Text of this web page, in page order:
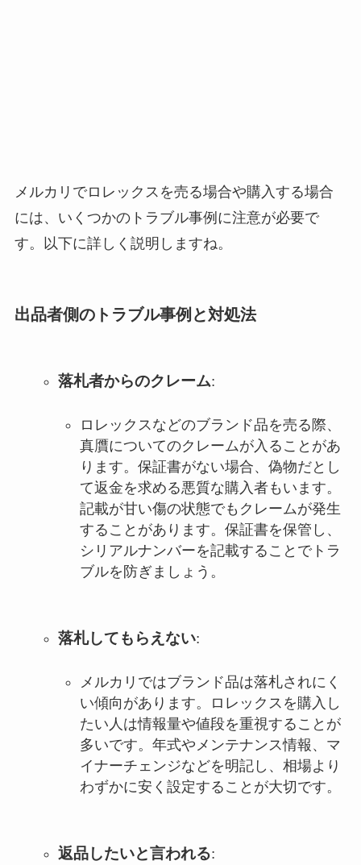
メルカリでロレックスを売る場合や購入する場合
には、いくつかのトラブル事例に注意が必要で
す。以下に詳しく説明しますね。
出品者側のトラブル事例と対処法
落札者からのクレーム:
ロレックスなどのブランド品を売る際、
真贋についてのクレームが入ることがあ
ります。保証書がない場合、偽物だとし
て返金を求める悪質な購入者もいます。
記載が甘い傷の状態でもクレームが発生
することがあります。保証書を保管し、
シリアルナンバーを記載することでトラ
ブルを防ぎましょう。
落札してもらえない:
メルカリではブランド品は落札されにく
い傾向があります。ロレックスを購入し
たい人は情報量や値段を重視することが
多いです。年式やメンテナンス情報、マ
イナーチェンジなどを明記し、相場より
わずかに安く設定することが大切です。
返品したいと言われる: